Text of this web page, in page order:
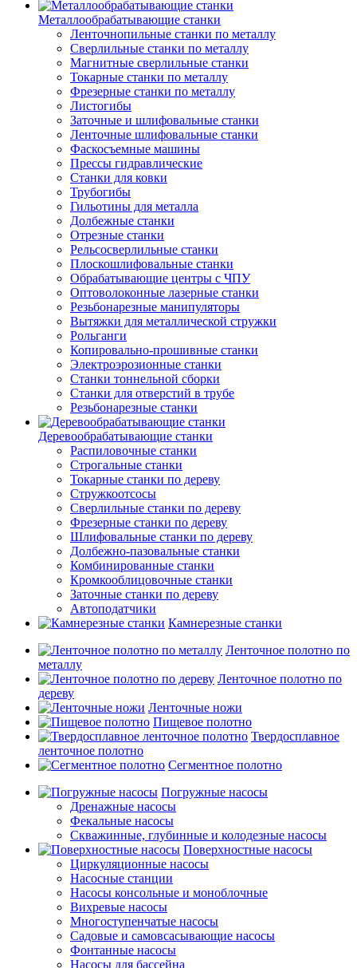
Металлообрабатывающие станки
Ленточнопильные станки по металлу
Сверлильные станки по металлу
Магнитные сверлильные станки
Токарные станки по металлу
Фрезерные станки по металлу
Листогибы
Заточные и шлифовальные станки
Ленточные шлифовальные станки
Фаскосъемные машины
Прессы гидравлические
Станки для ковки
Трубогибы
Гильотины для металла
Долбежные станки
Отрезные станки
Рельсосверлильные станки
Плоскошлифовальные станки
Обрабатывающие центры с ЧПУ
Оптоволоконные лазерные станки
Резьбонарезные манипуляторы
Вытяжки для металлической стружки
Рольганги
Копировально-прошивные станки
Электроэрозионные станки
Станки тоннельной сборки
Станки для отверстий в трубе
Резьбонарезные станки
Деревообрабатывающие станки
Распиловочные станки
Строгальные станки
Токарные станки по дереву
Стружкоотсосы
Сверлильные станки по дереву
Фрезерные станки по дереву
Шлифовальные станки по дереву
Долбежно-пазовальные станки
Комбинированные станки
Кромкооблицовочные станки
Заточные станки по дереву
Автоподатчики
Камнерезные станки
Ленточное полотно по
металлу
Ленточное полотно по
дереву
Ленточные ножи
Пищевое полотно
Твердосплавное
ленточное полотно
Сегментное полотно
Погружные насосы
Дренажные насосы
Фекальные насосы
Скважинные, глубинные и колодезные насосы
Поверхностные насосы
Циркуляционные насосы
Насосные станции
Насосы консольные и моноблочные
Вихревые насосы
Многоступенчатые насосы
Садовые и самовсасывающие насосы
Фонтанные насосы
Насосы для бассейна